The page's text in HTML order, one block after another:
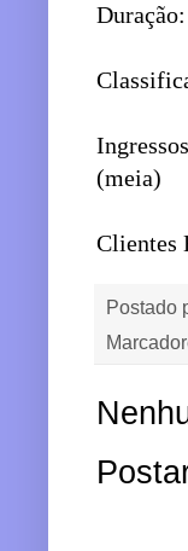
(meia)
Clientes
Postado